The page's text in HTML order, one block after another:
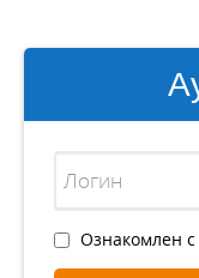
Ознакомлен с